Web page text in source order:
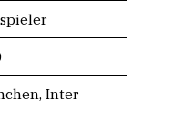
Inter